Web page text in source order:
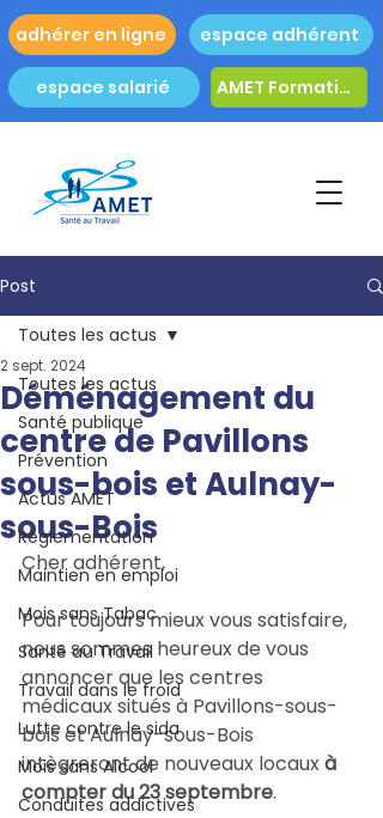
adhérer en ligne espace adhérent
espace salarié AMET Formation
Post
Toutes les actus
Santé publique
Prévention
Actus AMET
Règlementation
Maintien en emploi
Mois sans Tabac
Santé au Travail
Travail dans le froid
Lutte contre le sida
Mois sans Alcool
Conduites addictives
Toutes les actus
Déménagement du
centre de Pavillons
sous-bois et Aulnay-
sous-Bois
2 sept. 2024
Cher adhérent,
Pour toujours mieux vous satisfaire,
nous sommes heureux de vous
annoncer que les centres
médicaux situés à Pavillons-sous-
bois et Aulnay-sous-Bois
intègreront de nouveaux locaux à
compter du 23 septembre.